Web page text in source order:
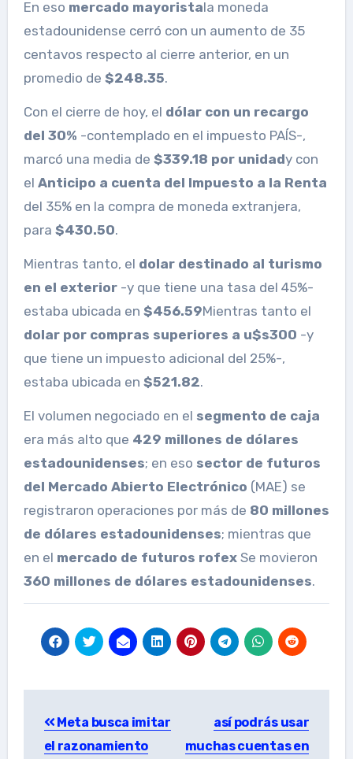
En eso mercado mayoristala moneda
estadounidense cerró con un aumento de 35
centavos respecto al cierre anterior, en un
promedio de $248.35.
Con el cierre de hoy, el dólar con un recargo
del 30% -contemplado en el impuesto PAÍS-,
marcó una media de $339.18 por unidady con
el Anticipo a cuenta del Impuesto a la Renta
del 35% en la compra de moneda extranjera,
para $430.50.
Mientras tanto, el dolar destinado al turismo
en el exterior-y que tiene una tasa del 45%-
estaba ubicada en $456.59Mientras tanto el
dolar por compras superiores a u$s300 -y
que tiene un impuesto adicional del 25%-,
estaba ubicada en $521.82.
El volumen negociado en el segmento de caja
era más alto que 429 millones de dólares
estadounidenses; en eso sector de futuros
del Mercado Abierto Electrónico (MAE) se
registraron operaciones por más de 80 millones
de dólares estadounidenses; mientras que
en el mercado de futuros rofexSe movieron
360 millones de dólares estadounidenses.
navigation
Meta busca imitar
el razonamiento
así podrás usar
muchas cuentas en